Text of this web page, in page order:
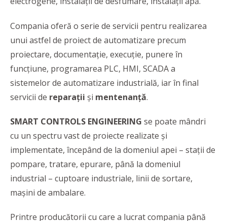
Compania oferă o serie de servicii pentru realizarea
unui astfel de proiect de automatizare precum
proiectare, documentaţie, execuţie, punere în
funcţiune, programarea PLC, HMI, SCADA a
sistemelor de automatizare industrială, iar în final
servicii de reparaţii şi mentenanţă.
SMART CONTROLS ENGINEERING se poate mândri
cu un spectru vast de proiecte realizate şi
implementate, începând de la domeniul apei – staţii de
pompare, tratare, epurare, până la domeniul
industrial – cuptoare industriale, linii de sortare,
maşini de ambalare.
Printre producătorii cu care a lucrat compania până